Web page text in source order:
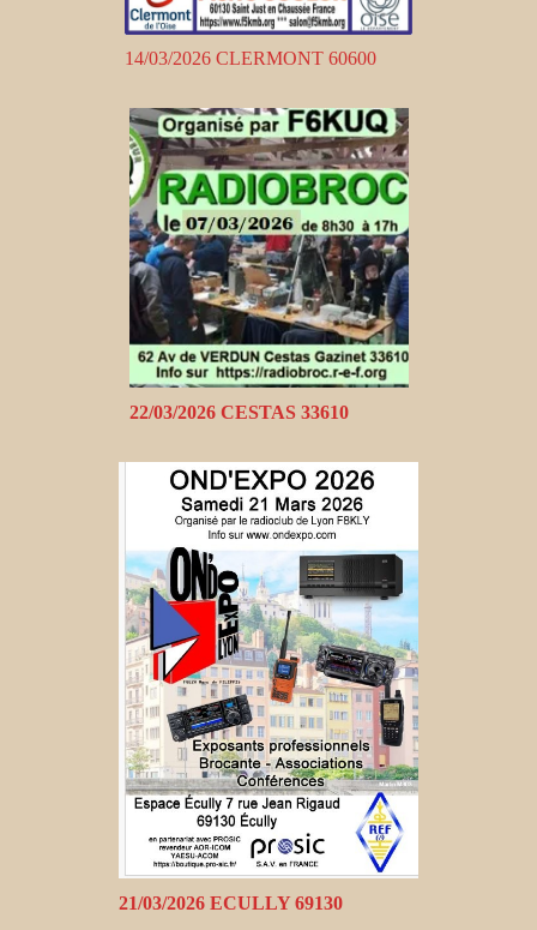
14/03/2026 CLERMONT 60600
22/03/2026 CESTAS 33610
21/03/2026 ECULLY 69130